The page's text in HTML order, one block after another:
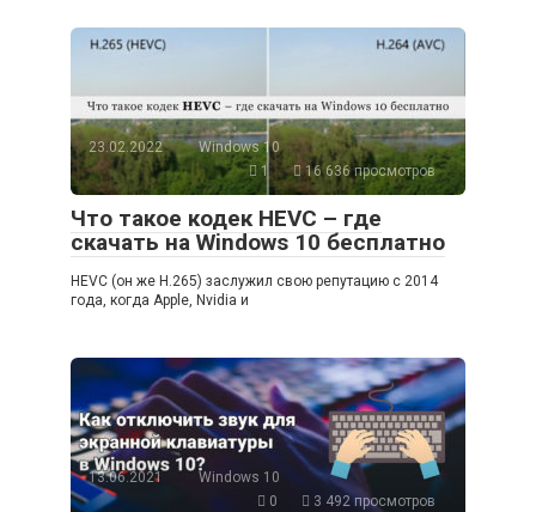
23.02.2022
Windows 10
1
16 636 просмотров
Что такое кодек HEVC – где
скачать на Windows 10 бесплатно
HEVC (он же H.265) заслужил свою репутацию с 2014
года, когда Apple, Nvidia и
13.06.2021
Windows 10
0
3 492 просмотров